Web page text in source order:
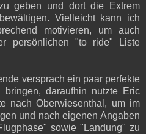
geben und dort die Extrem
Vielleicht kann ich
motivieren, um auch
persönlichen "to ride" Liste
versprach ein paar perfekte
bringen, daraufhin nutzte Eric
nach Oberwiesenthal, um im
und nach eigenen Angaben
sowie "Landung" zu